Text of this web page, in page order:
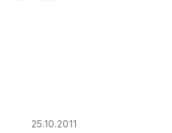
25.10.2011